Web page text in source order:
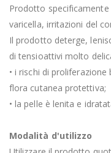
Prodotto
varicella, irritazioni del
Il prodotto deterge,
di tensioattivi molto
• i rischi di
flora cutanea protettiva;
• la pelle è lenita e
Modalità d'utilizzo